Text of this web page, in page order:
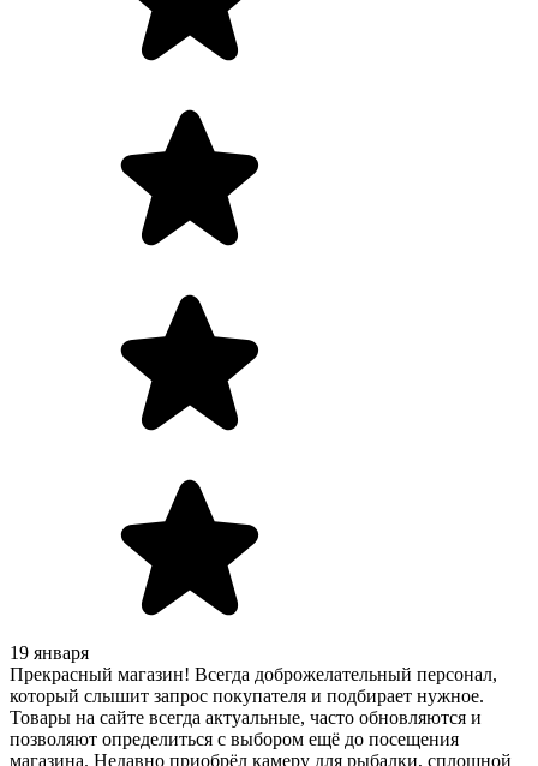
19 января
Прекрасный магазин! Всегда доброжелательный персонал,
который слышит запрос покупателя и подбирает нужное.
Товары на сайте всегда актуальные, часто обновляются и
позволяют определиться с выбором ещё до посещения
магазина. Недавно приобрёл камеру для рыбалки, сплошной